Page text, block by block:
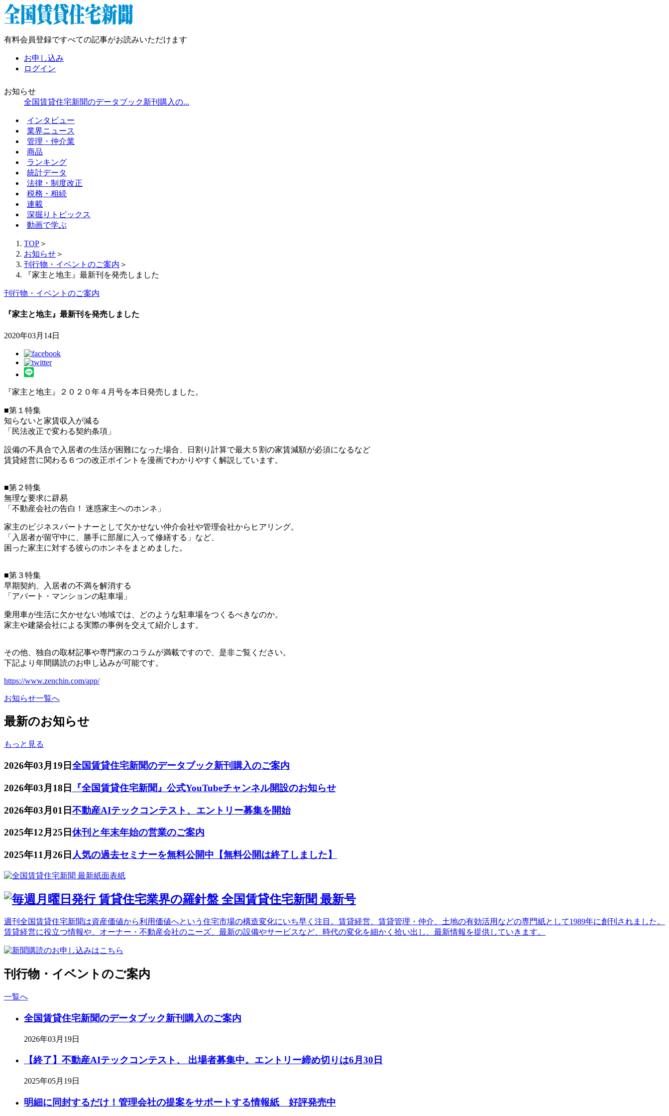
有料会員登録ですべての記事がお読みいただけます
お申し込み
ログイン
お知らせ
全国賃貸住宅新聞のデータブック新刊購入の...
インタビュー
業界ニュース
管理・仲介業
商品
ランキング
統計データ
法律・制度改正
税務・相続
連載
深掘りトピックス
動画で学ぶ
TOP ＞
お知らせ ＞
刊行物・イベントのご案内 ＞
『家主と地主』最新刊を発売しました
刊行物・イベントのご案内
『家主と地主』最新刊を発売しました
2020年03月14日
『家主と地主』２０２０年４月号を本日発売しました。
■第１特集
知らないと家賃収入が減る
「民法改正で変わる契約条項」
設備の不具合で入居者の生活が困難になった場合、日割り計算で最大５割の家賃減額が必須になるなど
賃貸経営に関わる６つの改正ポイントを漫画でわかりやすく解説しています。
■第２特集
無理な要求に辟易
「不動産会社の告白！ 迷惑家主へのホンネ」
家主のビジネスパートナーとして欠かせない仲介会社や管理会社からヒアリング。
「入居者が留守中に、勝手に部屋に入って修繕する」など、
困った家主に対する彼らのホンネをまとめました。
■第３特集
早期契約、入居者の不満を解消する
「アパート・マンションの駐車場」
乗用車が生活に欠かせない地域では、どのような駐車場をつくるべきなのか。
家主や建築会社による実際の事例を交えて紹介します。
その他、独自の取材記事や専門家のコラムが満載ですので、是非ご覧ください。
下記より年間購読のお申し込みが可能です。
https://www.zenchin.com/app/
お知らせ一覧へ
最新のお知らせ
もっと見る
2026年03月19日全国賃貸住宅新聞のデータブック新刊購入のご案内
2026年03月18日 『全国賃貸住宅新聞』公式YouTubeチャンネル開設のお知らせ
2026年03月01日不動産AIテックコンテスト、エントリー募集を開始
2025年12月25日休刊と年末年始の営業のご案内
2025年11月26日 人気の過去セミナーを無料公開中【無料公開は終了しました】
週刊全国賃貸住宅新聞は資産価値から利用価値へという住宅市場の構造変化にいち早く注目。賃貸経営、賃貸管理・仲介、土地の有効活用などの専門紙として1989年に創刊されました。
賃貸経営に役立つ情報や、オーナー・不動産会社のニーズ、最新の設備やサービスなど、時代の変化を細かく拾い出し、最新情報を提供していきます。
刊行物・イベントのご案内
一覧へ
全国賃貸住宅新聞のデータブック新刊購入のご案内
2026年03月19日
【終了】不動産AIテックコンテスト、 出場者募集中。エントリー締め切りは6月30日
2025年05月19日
明細に同封するだけ！管理会社の提案をサポートする情報紙 好評発売中